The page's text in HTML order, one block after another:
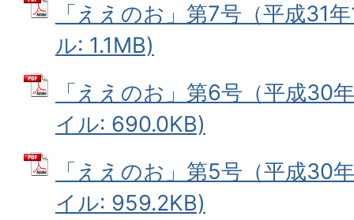
「ええのお」第7号（平成31
ル: 1.1MB)
「ええのお」第6号（平成30
イル: 690.0KB)
「ええのお」第5号（平成30
イル: 959.2KB)